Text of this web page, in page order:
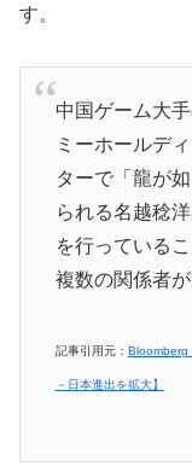
す。
中国ゲーム大
ミーホールデ
ターで「龍が
られる名越稔
を行っている
複数の関係者
記事引用元： Bloomberg
－日本進出を拡大】